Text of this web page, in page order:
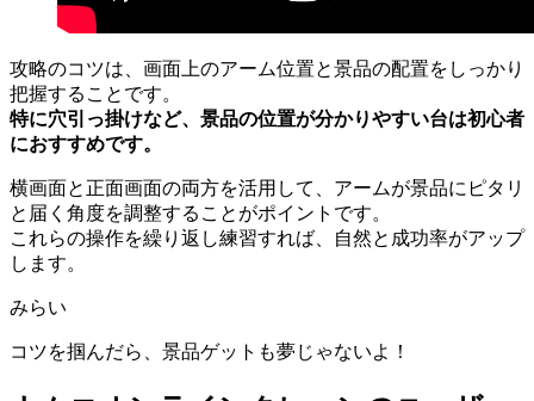
攻略のコツは、画面上のアーム位置と景品の配置をしっかり
把握することです。
特に穴引っ掛けなど、景品の位置が分かりやすい台は初心者
におすすめです。
横画面と正面画面の両方を活用して、アームが景品にピタリ
と届く角度を調整することがポイントです。
これらの操作を繰り返し練習すれば、自然と成功率がアップ
します。
みらい
コツを掴んだら、景品ゲットも夢じゃないよ！